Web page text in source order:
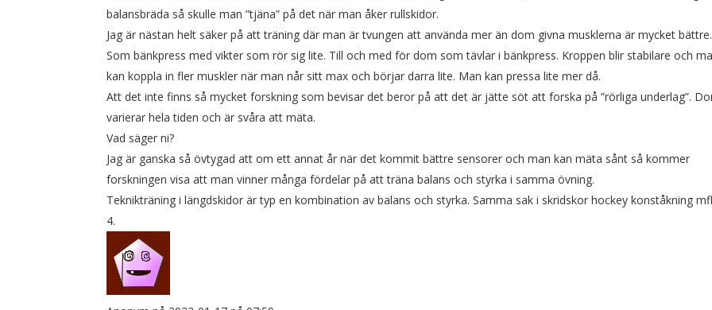
balansbräda så skulle man ”tjäna” på det när man åker rullskidor.
Jag är nästan helt säker på att träning där man är tvungen att använda mer än dom givna musklerna är mycket bättre.
Som bänkpress med vikter som rör sig lite. Till och med för dom som tävlar i bänkpress. Kroppen blir stabilare och
kan koppla in fler muskler när man når sitt max och börjar darra lite. Man kan pressa lite mer då.
Att det inte finns så mycket forskning som bevisar det beror på att det är jätte söt att forska på ”rörliga underlag”.
varierar hela tiden och är svåra att mäta.
Vad säger ni?
Jag är ganska så övtygad att om ett annat år när det kommit bättre sensorer och man kan mäta sånt så kommer
forskningen visa att man vinner många fördelar på att träna balans och styrka i samma övning.
Teknikträning i längdskidor är typ en kombination av balans och styrka. Samma sak i skridskor hockey konståkning